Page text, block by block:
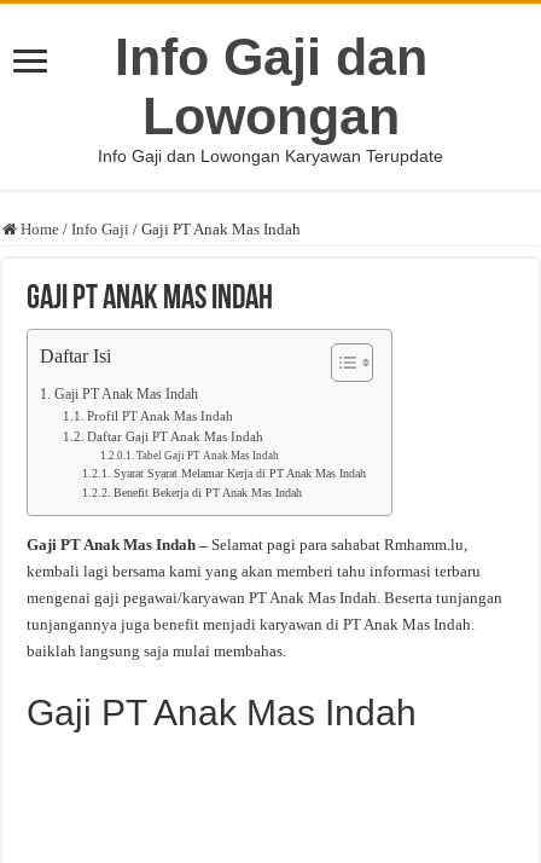
Info Gaji dan
Lowongan
Info Gaji dan Lowongan Karyawan Terupdate
Home / Info Gaji / Gaji PT Anak Mas Indah
Gaji PT Anak Mas Indah
Daftar Isi
Gaji PT Anak Mas Indah
Profil PT Anak Mas Indah
Daftar Gaji PT Anak Mas Indah
Tabel Gaji PT Anak Mas Indah
Syarat Syarat Melamar Kerja di PT Anak Mas Indah
Benefit Bekerja di PT Anak Mas Indah
Gaji PT Anak Mas Indah –Selamat pagi para sahabat Rmhamm.lu,
kembali lagi bersama kami yang akan memberi tahu informasi terbaru
mengenai gaji pegawai/karyawan PT Anak Mas Indah. Beserta tunjangan
tunjangannya juga benefit menjadi karyawan di PT Anak Mas Indah.
baiklah langsung saja mulai membahas.
Gaji PT Anak Mas Indah